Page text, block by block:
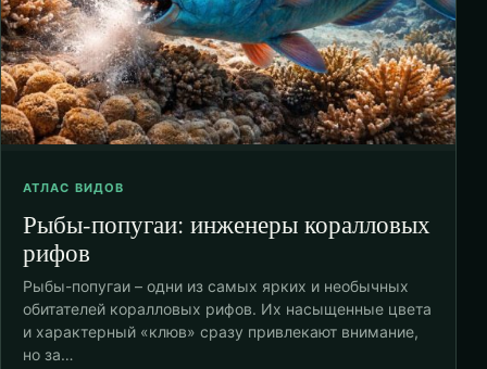
АТЛАС ВИДОВ
Рыбы-попугаи: инженеры коралловых
рифов
Рыбы-попугаи – одни из самых ярких и необычных
обитателей коралловых рифов. Их насыщенные цвета
и характерный «клюв» сразу привлекают внимание,
но за…